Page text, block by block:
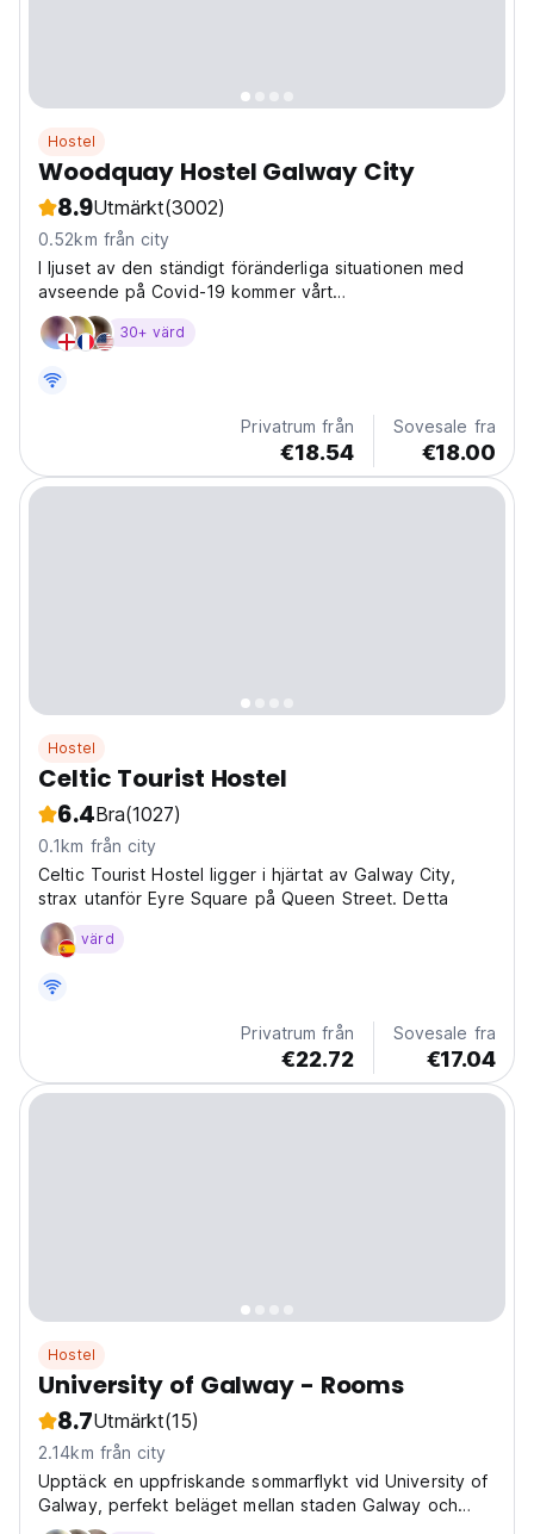
Hostel
Woodquay Hostel Galway City
8.9Utmärkt(3002)
0.52km från city
I ljuset av den ständigt föränderliga situationen med
avseende på Covid-19 kommer vårt
vandrarhemsupplevelse att se ut och kännas
30+ värd
Privatrum från
€18.54
Sovesale fra
€18.00
Hostel
Celtic Tourist Hostel
6.4Bra(1027)
0.1km från city
Celtic Tourist Hostel ligger i hjärtat av Galway City,
strax utanför Eyre Square på Queen Street. Detta
värd
Privatrum från
€22.72
Sovesale fra
€17.04
Hostel
University of Galway - Rooms
8.7Utmärkt(15)
2.14km från city
Upptäck en uppfriskande sommarflykt vid University of
Galway, perfekt beläget mellan staden Galway och
Connemaras förtrollande landskap.